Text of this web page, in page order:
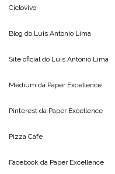
Ciclovivo
Blog do Luis Antonio Lima
Site oficial do Luis Antonio Lima
Medium da Paper Excellence
Pinterest da Paper Excellence
Pizza Cafe
Facebook da Paper Excellence